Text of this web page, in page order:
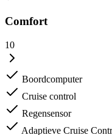
Comfort
10
Boordcomputer
Cruise control
Regensensor
Adaptieve Cruise